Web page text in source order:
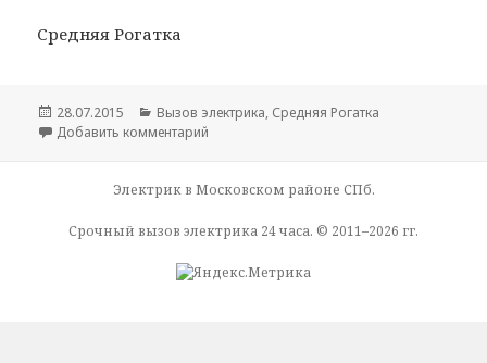
Средняя Рогатка
Опубликовано
28.07.2015 Рубрики
Вызов электрика, Средняя Рогатка
Добавить комментарий
Электрик в Московском районе СПб.
Срочный вызов электрика 24 часа. © 2011–2026 гг.